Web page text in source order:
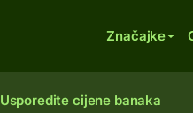
Značajke
Usporedite cijene banaka